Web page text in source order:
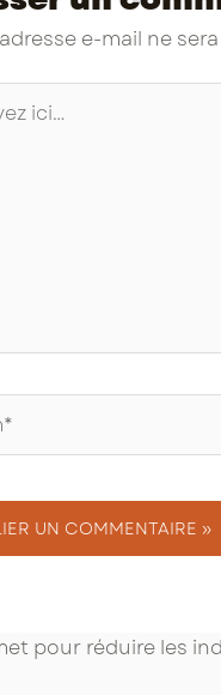
e-mail ne
pour réduire les